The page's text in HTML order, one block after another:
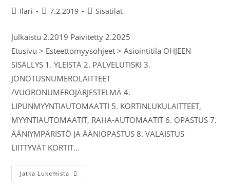
Ilari 7.2.2019 Sisätilat
Julkaistu 2.2019 Päivitetty 2.2025
Etusivu > Esteettömyysohjeet > Asiointitila OHJEEN
SISÄLLYS 1. YLEISTÄ 2. PALVELUTISKI 3.
JONOTUSNUMEROLAITTEET
/VUORONUMEROJÄRJESTELMÄ 4.
LIPUNMYYNTIAUTOMAATTI 5. KORTINLUKULAITTEET,
MYYNTIAUTOMAATIT, RAHA-AUTOMAATIT 6. OPASTUS 7.
ÄÄNIYMPÄRISTÖ JA ÄÄNIOPASTUS 8. VALAISTUS
LIITTYVÄT KORTIT…
Jatka Lukemista